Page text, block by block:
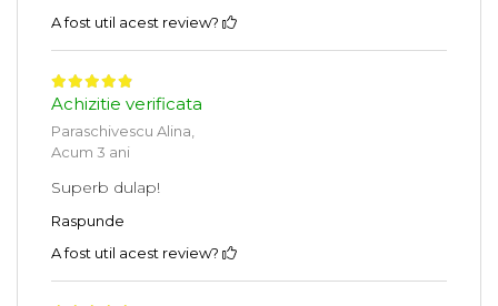
A fost util acest review?
Achizitie verificata
Paraschivescu Alina,
Acum 3 ani
Superb dulap!
Raspunde
A fost util acest review?